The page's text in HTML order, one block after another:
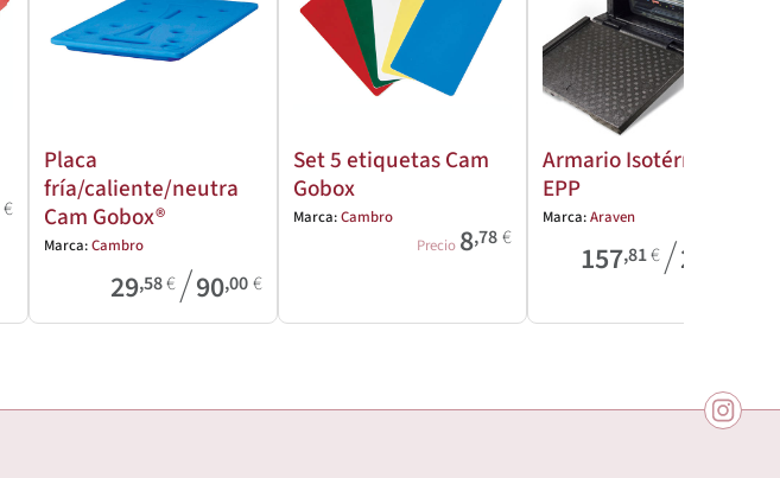
€
Placa
fría/caliente/neutra
Cam Gobox®
Marca:Cambro
29,58€/90,00€
Set 5 etiquetas Cam
Gobox
Marca:Cambro
Precio 8,78€
Armario Isotérmico
EPP
Marca:Araven
157,81€/250